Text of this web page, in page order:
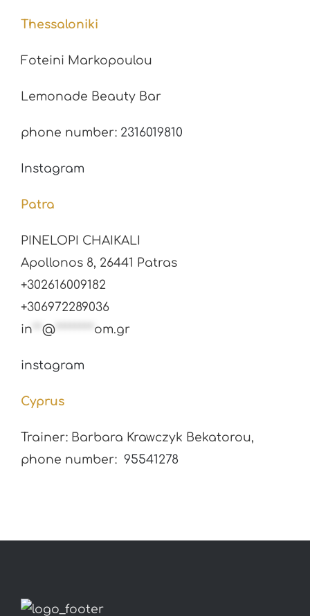
Thessaloniki
Foteini Markopoulou
Lemonade Beauty Bar
phone number: 2316019810
Instagram
Patra
PINELOPI CHAIKALI
Apollonos 8, 26441 Patras
+302616009182
+306972289036
in ** @******** om.gr
instagram
Cyprus
Trainer: Barbara Krawczyk Bekatorou,
phone number: 95541278